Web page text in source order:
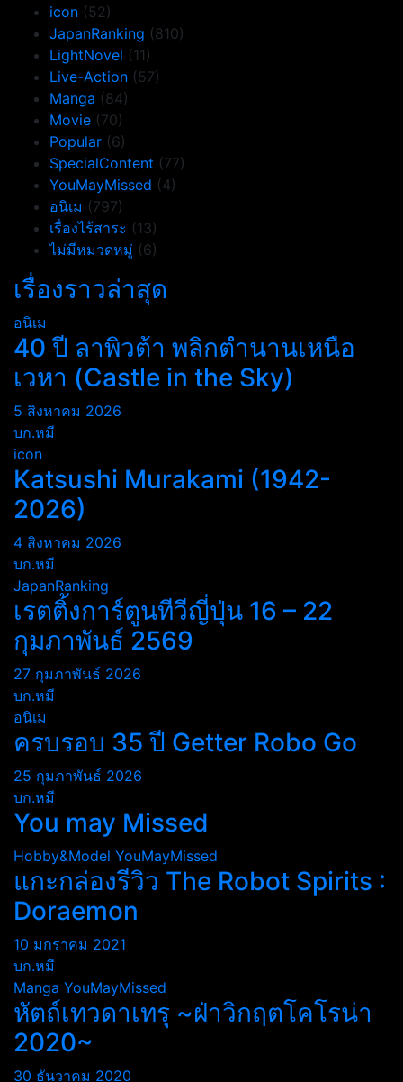
icon (52)
JapanRanking (810)
LightNovel (11)
Live-Action (57)
Manga (84)
Movie (70)
Popular (6)
SpecialContent (77)
YouMayMissed (4)
อนิเม (797)
เรื่องไร้สาระ (13)
ไม่มีหมวดหมู่ (6)
เรื่องราวล่าสุด
อนิเม
40 ปี ลาพิวต้า พลิกตำนานเหนือ
เวหา (Castle in the Sky)
5 สิงหาคม 2026
บก.หมี
icon
Katsushi Murakami (1942-
2026)
4 สิงหาคม 2026
บก.หมี
JapanRanking
เรตติ้งการ์ตูนทีวีญี่ปุ่น 16 – 22
กุมภาพันธ์ 2569
27 กุมภาพันธ์ 2026
บก.หมี
อนิเม
ครบรอบ 35 ปี Getter Robo Go
25 กุมภาพันธ์ 2026
บก.หมี
You may Missed
Hobby&Model YouMayMissed
แกะกล่องรีวิว The Robot Spirits :
Doraemon
10 มกราคม 2021
บก.หมี
Manga YouMayMissed
หัตถ์เทวดาเทรุ ~ฝ่าวิกฤตโคโรน่า
2020~
30 ธันวาคม 2020